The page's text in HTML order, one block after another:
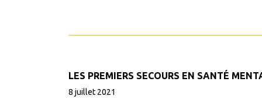
LES PREMIERS SECOURS EN SANTÉ
8 juillet 2021